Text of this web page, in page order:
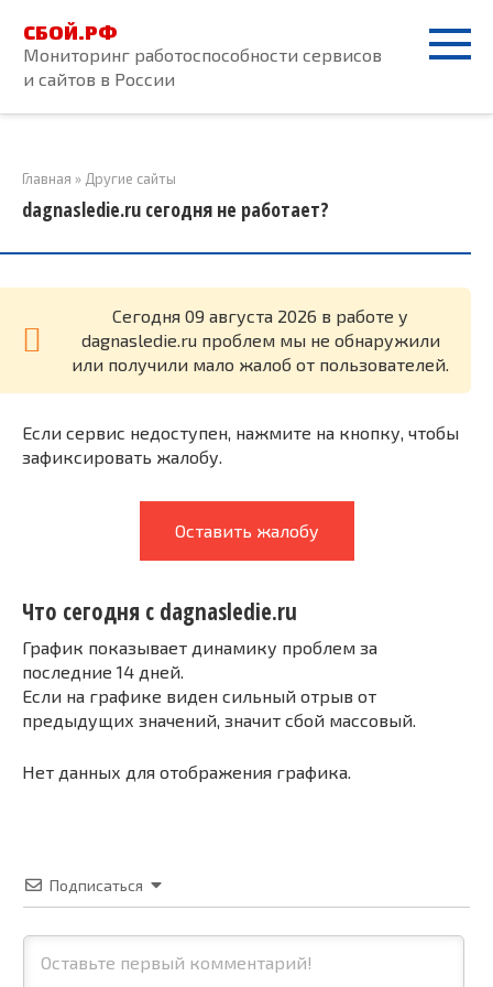
контенту
СБОЙ.РФ
Мониторинг работоспособности сервисов
и сайтов в России
Главная » Другие сайты
dagnasledie.ru сегодня не работает?
Cегодня 09 августа 2026 в работе у
dagnasledie.ru проблем мы не обнаружили
или получили мало жалоб от пользователей.
Если сервис недоступен, нажмите на кнопку, чтобы
зафиксировать жалобу.
Оставить жалобу
Что сегодня с dagnasledie.ru
График показывает динамику проблем за
последние 14 дней.
Если на графике виден сильный отрыв от
предыдущих значений, значит сбой массовый.
Нет данных для отображения графика.
Подписаться